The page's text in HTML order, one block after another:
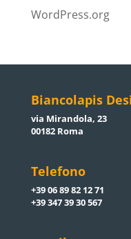
WordPress.org
Biancolapis
via Mirandola, 23
00182 Roma
Telefono
+39 06 89 82 12 71
+39 347 39 30 567